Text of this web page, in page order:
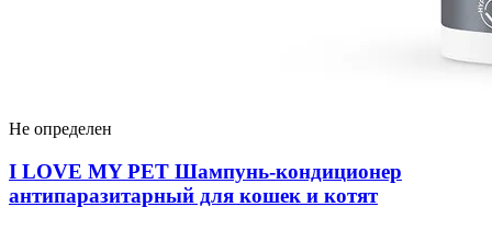
Не определен
I LOVЕ MY PET Шампунь-кондиционер
антипаразитарный для кошек и котят